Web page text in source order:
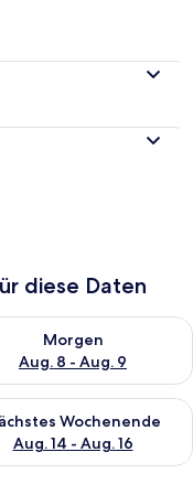
diese Daten
Aug. 7 - Aug. 8.
Morgen
Aug. 8 - Aug. 9
die Verfügbarkeit
Aug. 7
Wochenende
Aug. 14 - Aug. 16
die Verfügbarkeit